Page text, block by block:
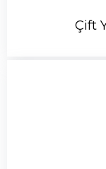
Çift